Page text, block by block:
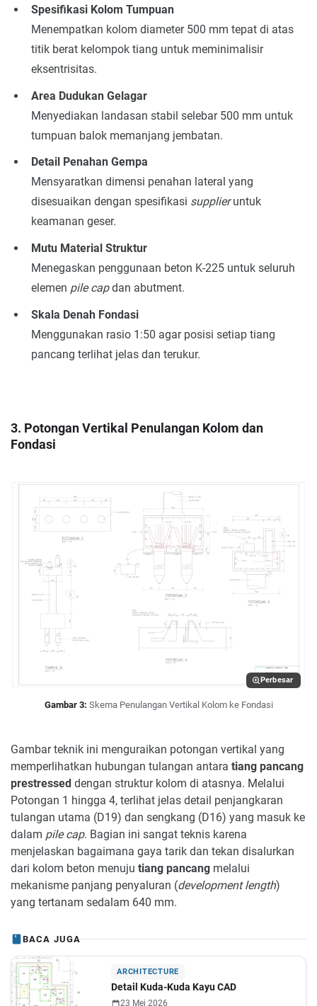
Spesifikasi Kolom Tumpuan
Menempatkan kolom diameter 500 mm tepat di atas
titik berat kelompok tiang untuk meminimalisir
eksentrisitas.
Area Dudukan Gelagar
Menyediakan landasan stabil selebar 500 mm untuk
tumpuan balok memanjang jembatan.
Detail Penahan Gempa
Mensyaratkan dimensi penahan lateral yang
disesuaikan dengan spesifikasi supplieruntuk
keamanan geser.
Mutu Material Struktur
Menegaskan penggunaan beton K-225 untuk seluruh
elemen pile capdan abutment.
Skala Denah Fondasi
Menggunakan rasio 1:50 agar posisi setiap tiang
pancang terlihat jelas dan terukur.
3. Potongan Vertikal Penulangan Kolom dan
Fondasi
Perbesar
Gambar 3: Skema Penulangan Vertikal Kolom ke Fondasi
Gambar teknik ini menguraikan potongan vertikal yang
memperlihatkan hubungan tulangan antara tiang pancang
prestressed dengan struktur kolom di atasnya. Melalui
Potongan 1 hingga 4, terlihat jelas detail penjangkaran
tulangan utama (D19) dan sengkang (D16) yang masuk ke
dalam pile cap. Bagian ini sangat teknis karena
menjelaskan bagaimana gaya tarik dan tekan disalurkan
dari kolom beton menuju tiang pancang melalui
mekanisme panjang penyaluran (development length)
yang tertanam sedalam 640 mm.
BACA JUGA
ARCHITECTURE
Detail Kuda-Kuda Kayu CAD
23 Mei 2026